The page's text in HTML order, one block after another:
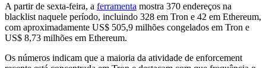
A partir de sexta-feira, a ferramenta mostra 370 endereços na
blacklist naquele período, incluindo 328 em Tron e 42 em Ethereum,
com aproximadamente US$ 505,9 milhões congelados em Tron e
US$ 8,73 milhões em Ethereum.
Os números indicam que a maioria da atividade de enforcement